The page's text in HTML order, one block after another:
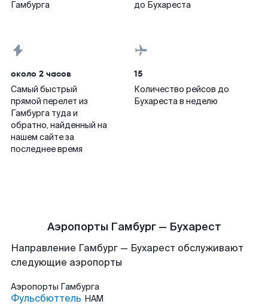
Гамбурга
до Бухареста
около 2 часов
Самый быстрый
прямой перелет из
Гамбурга туда и
обратно, найденный на
нашем сайте за
последнее время
15
Количество рейсов до
Бухареста в неделю
Аэропорты Гамбург — Бухарест
Направление Гамбург — Бухарест обслуживают
следующие аэропорты
Аэропорты Гамбурга
Фульсбюттель HAM